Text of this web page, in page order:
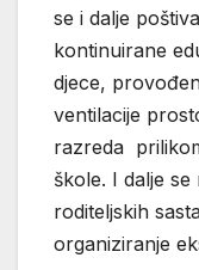
se i dalje
kontinuirane
djece,
ventilacije
razreda
škole. I dalje
roditeljskih
organiziranje